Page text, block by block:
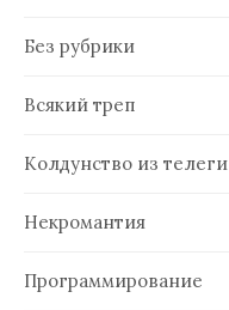
Без рубрики
Всякий треп
Колдунство из телеги
Некромантия
Программирование